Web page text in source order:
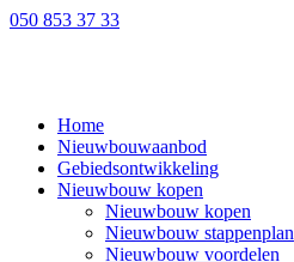
050 853 37 33
Home
Nieuwbouwaanbod
Gebiedsontwikkeling
Nieuwbouw kopen
Nieuwbouw kopen
Nieuwbouw stappenplan
Nieuwbouw voordelen